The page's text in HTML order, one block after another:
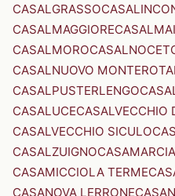
CASALGRASSO
CASALMAGGIORE
CASALMORO
CASALNUOVO
CASALPUSTERLENGO
CASALUCECASALVECCHIO
CASALVECCHIO SICULO
CASALZUIGNO
CASAMICCIOLA TERME
CASANOVA LERRONE